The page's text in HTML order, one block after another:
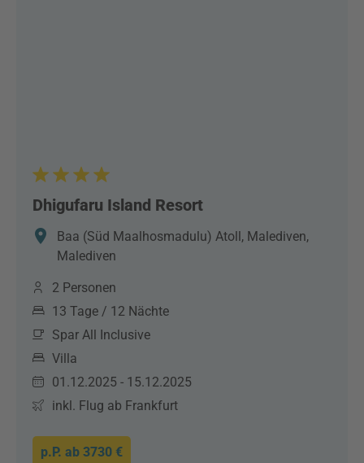
Dhigufaru Island Resort
Baa (Süd Maalhosmadulu) Atoll, Malediven,
Malediven
2 Personen
13 Tage / 12 Nächte
Spar All Inclusive
Villa
01.12.2025 - 15.12.2025
inkl. Flug ab Frankfurt
p.P. ab 3730 €